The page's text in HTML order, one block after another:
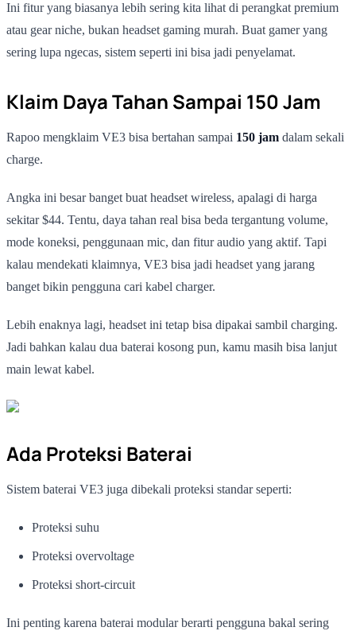
Ini fitur yang biasanya lebih sering kita lihat di perangkat premium
atau gear niche, bukan headset gaming murah. Buat gamer yang
sering lupa ngecas, sistem seperti ini bisa jadi penyelamat.
Klaim Daya Tahan Sampai 150 Jam
Rapoo mengklaim VE3 bisa bertahan sampai 150 jam dalam sekali
charge.
Angka ini besar banget buat headset wireless, apalagi di harga
sekitar $44. Tentu, daya tahan real bisa beda tergantung volume,
mode koneksi, penggunaan mic, dan fitur audio yang aktif. Tapi
kalau mendekati klaimnya, VE3 bisa jadi headset yang jarang
banget bikin pengguna cari kabel charger.
Lebih enaknya lagi, headset ini tetap bisa dipakai sambil charging.
Jadi bahkan kalau dua baterai kosong pun, kamu masih bisa lanjut
main lewat kabel.
Ada Proteksi Baterai
Sistem baterai VE3 juga dibekali proteksi standar seperti:
Proteksi suhu
Proteksi overvoltage
Proteksi short-circuit
Ini penting karena baterai modular berarti pengguna bakal sering